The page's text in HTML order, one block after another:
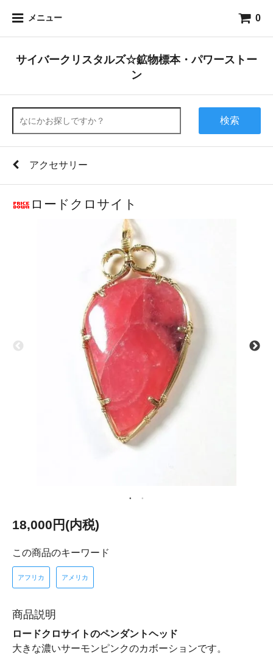
メニュー 0
サイバークリスタルズ☆鉱物標本・パワーストー
ン
検索
アクセサリー
ロードクロサイト
18,000円(内税)
この商品のキーワード
アフリカ アメリカ
商品説明
ロードクロサイトのペンダントヘッド
大きな濃いサーモンピンクのカボーションです。